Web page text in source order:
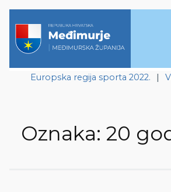
Europska regija sporta 2022. |
Oznaka: 20